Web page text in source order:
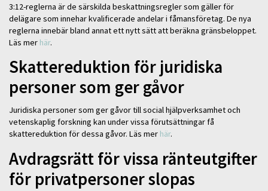
3:12-reglerna är de särskilda beskattningsregler som gäller för
delägare som innehar kvalificerade andelar i fåmansföretag. De nya
reglerna innebär bland annat ett nytt sätt att beräkna gränsbeloppet.
Läs mer här.
Skattereduktion för juridiska
personer som ger gåvor
Juridiska personer som ger gåvor till social hjälpverksamhet och
vetenskaplig forskning kan under vissa förutsättningar få
skattereduktion för dessa gåvor. Läs mer här.
Avdragsrätt för vissa ränteutgifter
för privatpersoner slopas